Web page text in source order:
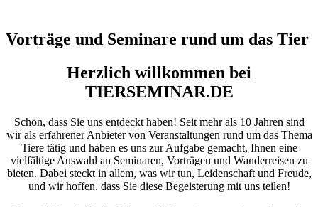
Vorträge und Seminare rund um das Tier
Herzlich willkommen bei
TIERSEMINAR.DE
Schön, dass Sie uns entdeckt haben! Seit mehr als 10 Jahren sind
wir als erfahrener Anbieter von Veranstaltungen rund um das Thema
Tiere tätig und haben es uns zur Aufgabe gemacht, Ihnen eine
vielfältige Auswahl an Seminaren, Vorträgen und Wanderreisen zu
bieten. Dabei steckt in allem, was wir tun, Leidenschaft und Freude,
und wir hoffen, dass Sie diese Begeisterung mit uns teilen!